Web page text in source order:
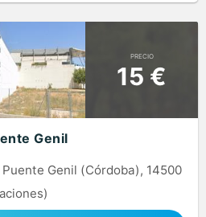
PRECIO
15 €
Genil
Genil (Córdoba), 14500